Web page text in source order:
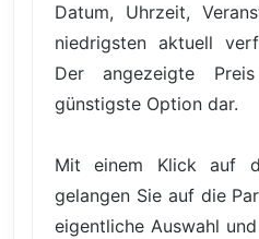
Datum, Uhrzeit,
niedrigsten aktuell
Der angezeigte
günstigste Option dar.
Mit einem Klick auf
gelangen Sie auf die
eigentliche Auswahl